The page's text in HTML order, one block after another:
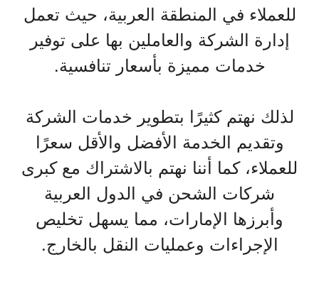
للعملاء في المنطقة العربية، حيث تعمل
إدارة الشركة والعاملين بها على توفير
خدمات مميزة بأسعار تنافسية.
لذلك نهتم كثيرًا بتطوير خدمات الشركة
وتقديم الخدمة الأفضل والأقل سعرًا
للعملاء، كما أننا نهتم بالاشتراك مع كبرى
شركات الشحن في الدول العربية
وأبرزها الإمارات، مما يسهل تخليص
الإجراءات وعمليات النقل بالخارج.